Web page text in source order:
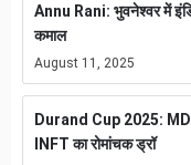
Annu Rani: भुवनेश्वर में
कमाल
August 11, 2025
Durand Cup 2025:
INFT का रोमांचक ड्रॉ